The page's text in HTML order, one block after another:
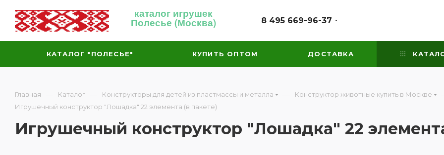
каталог игрушек
Полесье (Москва) 8 495 669-96-37
КАТАЛОГ "ПОЛЕСЬЕ" КУПИТЬ ОПТОМ ДОСТАВКА
Главная — Каталог — Конструкторы для детей из пластмассы и металла — Конструктор животные купить в Москве
Игрушечный конструктор "Лошадка" 22 элемента (в пакете)
Игрушечный конструктор "Лошадка" 22